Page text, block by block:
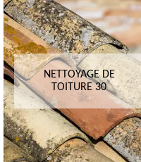
NETTOYAGE DE
TOITURE 30